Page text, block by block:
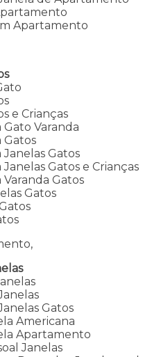
Apartamento
e Crianças
Varanda
Gatos
Gatos
Gatos e Crianças
Gatos
Gatos
Gatos
Americana
Apartamento
Janelas